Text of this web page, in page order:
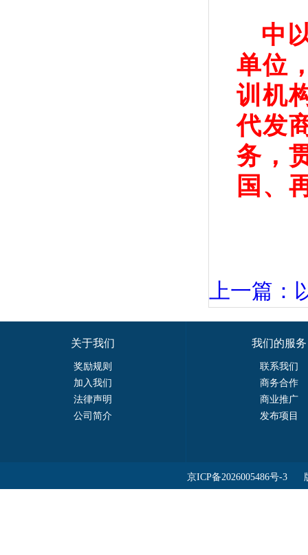
中
单位
训机
代发
务，
国、
上一篇：
关于我们
奖励规则
加入我们
法律声明
公司简介
我们的服务
联系我们
商务合作
商业推广
发布项目
京ICP备2026005486号-3